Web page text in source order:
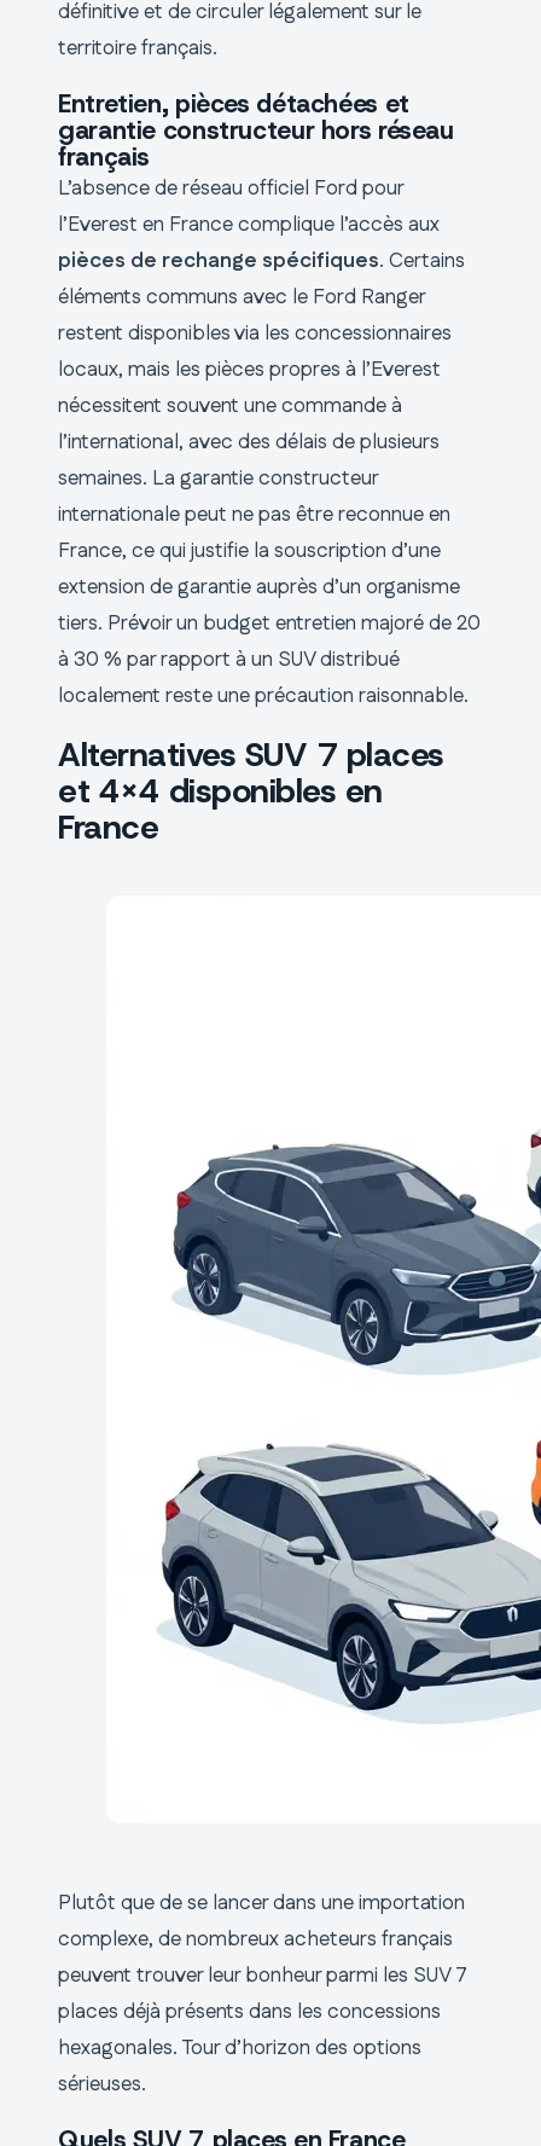
définitive et de circuler légalement sur le
territoire français.
Entretien, pièces détachées et
garantie constructeur hors réseau
français
L’absence de réseau officiel Ford pour
l’Everest en France complique l’accès aux
pièces de rechange spécifiques. Certains
éléments communs avec le Ford Ranger
restent disponibles via les concessionnaires
locaux, mais les pièces propres à l’Everest
nécessitent souvent une commande à
l’international, avec des délais de plusieurs
semaines. La garantie constructeur
internationale peut ne pas être reconnue en
France, ce qui justifie la souscription d’une
extension de garantie auprès d’un organisme
tiers. Prévoir un budget entretien majoré de 20
à 30 % par rapport à un SUV distribué
localement reste une précaution raisonnable.
Alternatives SUV 7 places
et 4×4 disponibles en
France
Plutôt que de se lancer dans une importation
complexe, de nombreux acheteurs français
peuvent trouver leur bonheur parmi les SUV 7
places déjà présents dans les concessions
hexagonales. Tour d’horizon des options
sérieuses.